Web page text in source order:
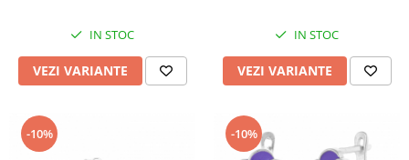
IN STOC
VEZI VARIANTE
IN STOC
VEZI VARIANTE
-10% -10%